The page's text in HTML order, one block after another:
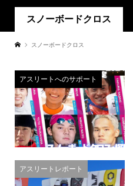
スノーボードクロス
スノーボードクロス
アスリートへのサポート
アスリートレポート